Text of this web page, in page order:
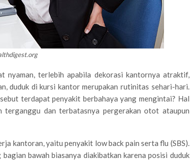
nyaman, terlebih apabila dekorasi kantornya atraktif,
duduk di kursi kantor merupakan rutinitas sehari-hari.
terdapat penyakit berbahaya yang mengintai? Hal
terganggu dan terbatasnya pergerakan otot ataupun
kantoran, yaitu penyakit low back pain serta flu (SBS).
bawah biasanya diakibatkan karena posisi duduk